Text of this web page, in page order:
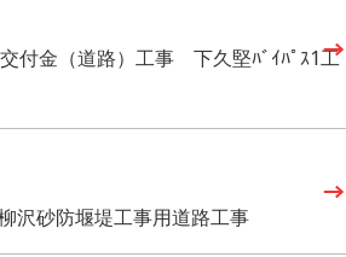
付金（道路）工事 下久堅ﾊﾞｲﾊﾟｽ1工
沢砂防堰堤工事用道路工事